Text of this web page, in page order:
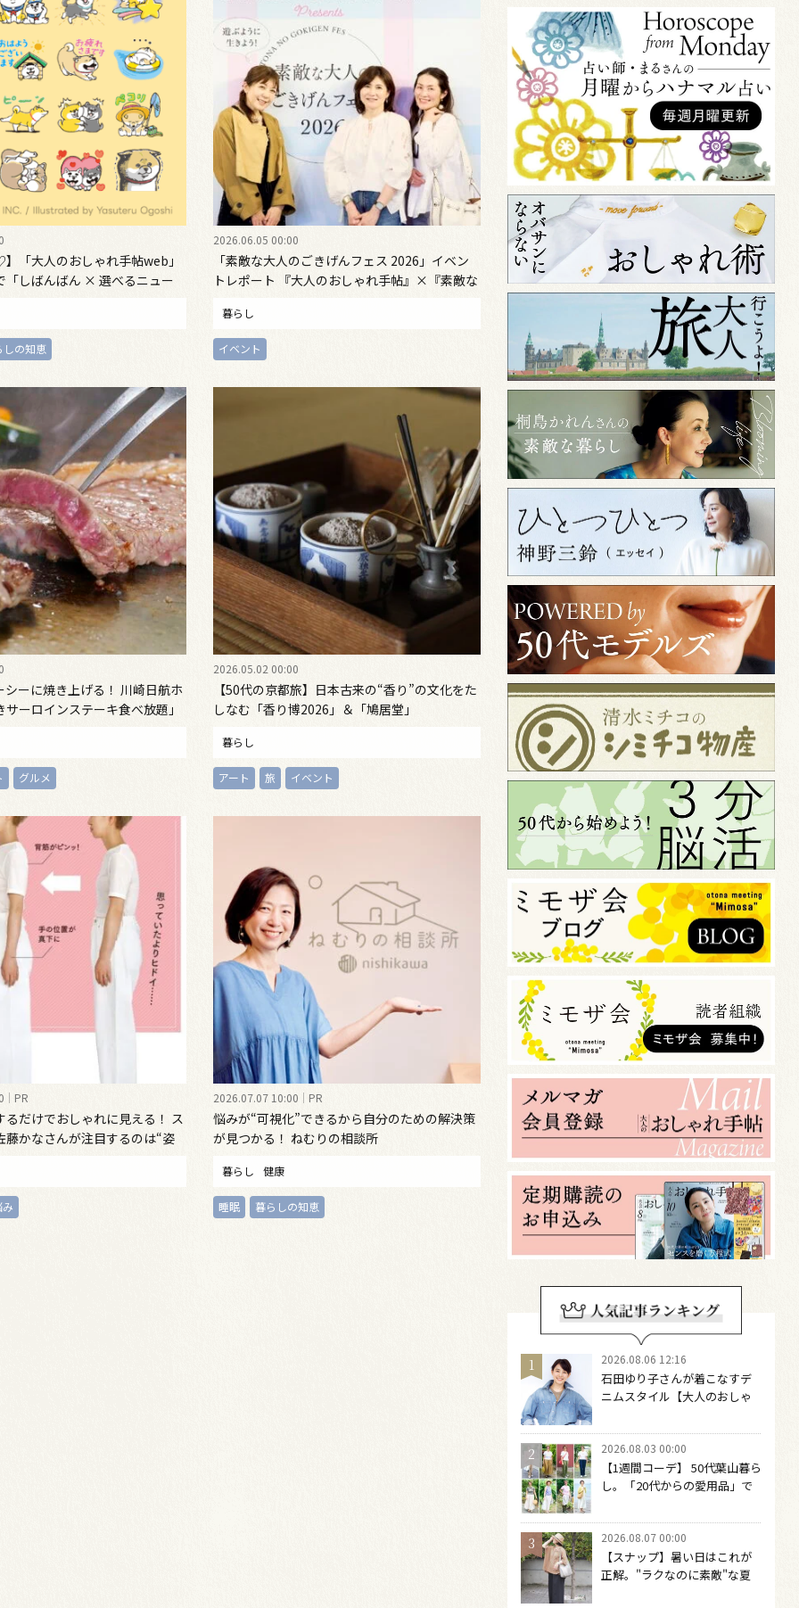
「大人のおしゃれ手帖web」
「しばんばん × 選べるニュー
しの知恵
2026.06.05 00:00
「素敵な大人のごきげんフェス 2026」イベン
トレポート 『大人のおしゃれ手帖』×『素敵な
暮らし
イベント
シーに焼き上げる！ 川崎日航ホ
ーロインステーキ食べ放題」
グルメ
2026.05.02 00:00
【50代の京都旅】日本古来の“香り”の文化をた
しなむ「香り博2026」＆「鳩居堂」
暮らし
アート 旅 イベント
PR
るだけでおしゃれに見える！ ス
藤かなさんが注目するのは“姿
2026.07.07 10:00 PR
悩みが“可視化”できるから自分のための解決策
が見つかる！ ねむりの相談所
暮らし 健康
睡眠 暮らしの知恵
2026.08.06 12:16
石田ゆり子さんが着こなすデ
ニムスタイル【大人のおしゃ
どファッションは自由になる
2026.08.03 00:00
【1週間コーデ】 50代葉山暮ら
し。「20代からの愛用品」で
～ 桐野恵美さん #022 Emi
Kirino～
2026.08.07 00:00
【スナップ】暑い日はこれが
正解。"ラクなのに素敵"な夏